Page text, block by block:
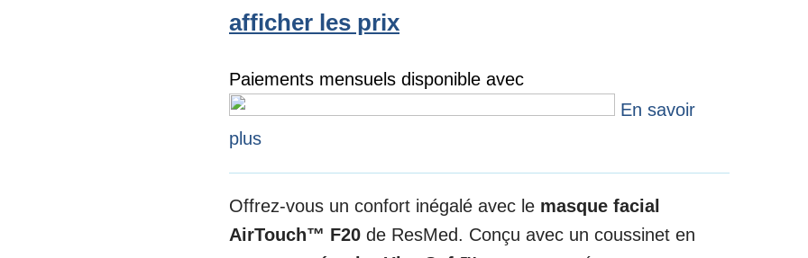
afficher les prix
Paiements mensuels disponible avec
En savoir
plus
Offrez-vous un confort inégalé avec le masque facial
AirTouch™ F20 de ResMed. Conçu avec un coussinet en